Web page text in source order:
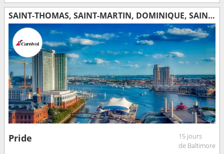
SAINT-THOMAS, SAINT-MARTIN, DOMINIQUE, SAINTE-LUCIE, BARBADE, ANTIGUA-ET-BARBUDA, TORTOLA, ÉTATS-UNIS
Pride
15 jours
de Baltimore